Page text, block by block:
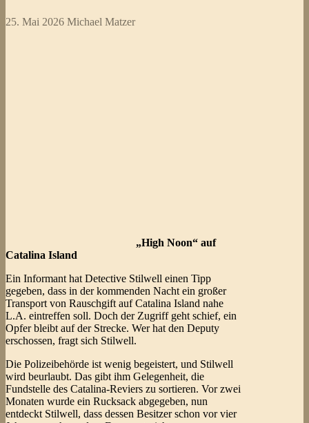
25. Mai 2026 Michael Matzer
„High Noon“ auf
Catalina Island
Ein Informant hat Detective Stilwell einen Tipp
gegeben, dass in der kommenden Nacht ein großer
Transport von Rauschgift auf Catalina Island nahe
L.A. eintreffen soll. Doch der Zugriff geht schief, ein
Opfer bleibt auf der Strecke. Wer hat den Deputy
erschossen, fragt sich Stilwell.
Die Polizeibehörde ist wenig begeistert, und Stilwell
wird beurlaubt. Das gibt ihm Gelegenheit, die
Fundstelle des Catalina-Reviers zu sortieren. Vor zwei
Monaten wurde ein Rucksack abgegeben, nun
entdeckt Stilwell, dass dessen Besitzer schon vor vier